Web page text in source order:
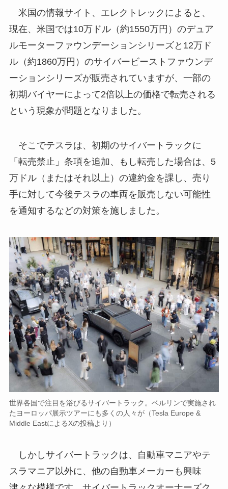
米国の情報サイト、エレクトレックによると、
現在、米国では10万ドル（約1550万円）のデュア
ルモーターファウンデーションシリーズと12万ド
ル（約1860万円）のサイバービーストファウンデ
ーションシリーズが販売されていますが、一部の
初期バイヤーによって2倍以上の価格で転売される
という現象が問題となりました。
そこでテスラは、初期のサイバートラックに
「転売禁止」条項を追加、もし転売した場合は、5
万ドル（またはそれ以上）の違約金を課し、売り
手に対して今後テスラの車両を販売しない可能性
を通知するなどの対策を施しました。
世界各国で注目を浴びるサイバートラック。ベルリンで実施され
たヨーロッパ展示ツアーにも多くの人々が（Tesla Europe &
Middle EastによるXの投稿より）
しかしサイバートラックは、自動車マニアやテ
スラマニア以外に、他の自動車メーカーも興味